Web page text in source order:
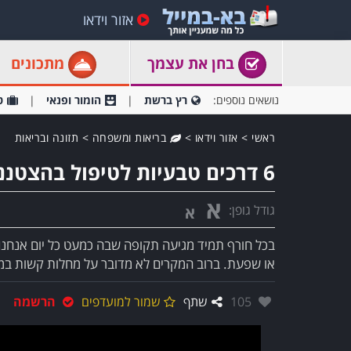
אזור וידאו
בחן את עצמך מתכונים
נושאים נוספים: רץ ברשת הומור ופנאי
ראשי > אזור וידאו > בריאות ומשפחה > תזונה ובריאות
6 דרכים טבעיות לטיפול בהצטננות ושפעת
גודל גופן: א א
בכל חורף תמיד מגיעה תקופה שבה כמעט כל יום
או שפעת. ברוב המקרים לא מדובר על מחלות קשות
אהבו:
105 שתף שמור למועדפים הרשמה